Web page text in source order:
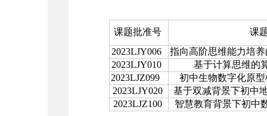
课题批准号
课
2023LJY006
指向高阶思维能力培
2023LJY010
基于计算思维的
2023LJZ099
初中生物数字化原
2023LJY020
基于双减背景下初中
2023LJZ100
智慧教育背景下初中